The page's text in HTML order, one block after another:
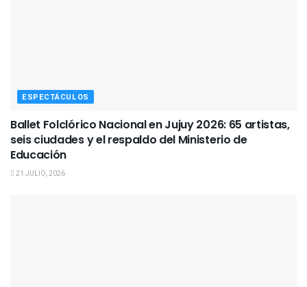
ESPECTÁCULOS
Ballet Folclórico Nacional en Jujuy 2026: 65 artistas,
seis ciudades y el respaldo del Ministerio de
Educación
21 JULIO, 2026